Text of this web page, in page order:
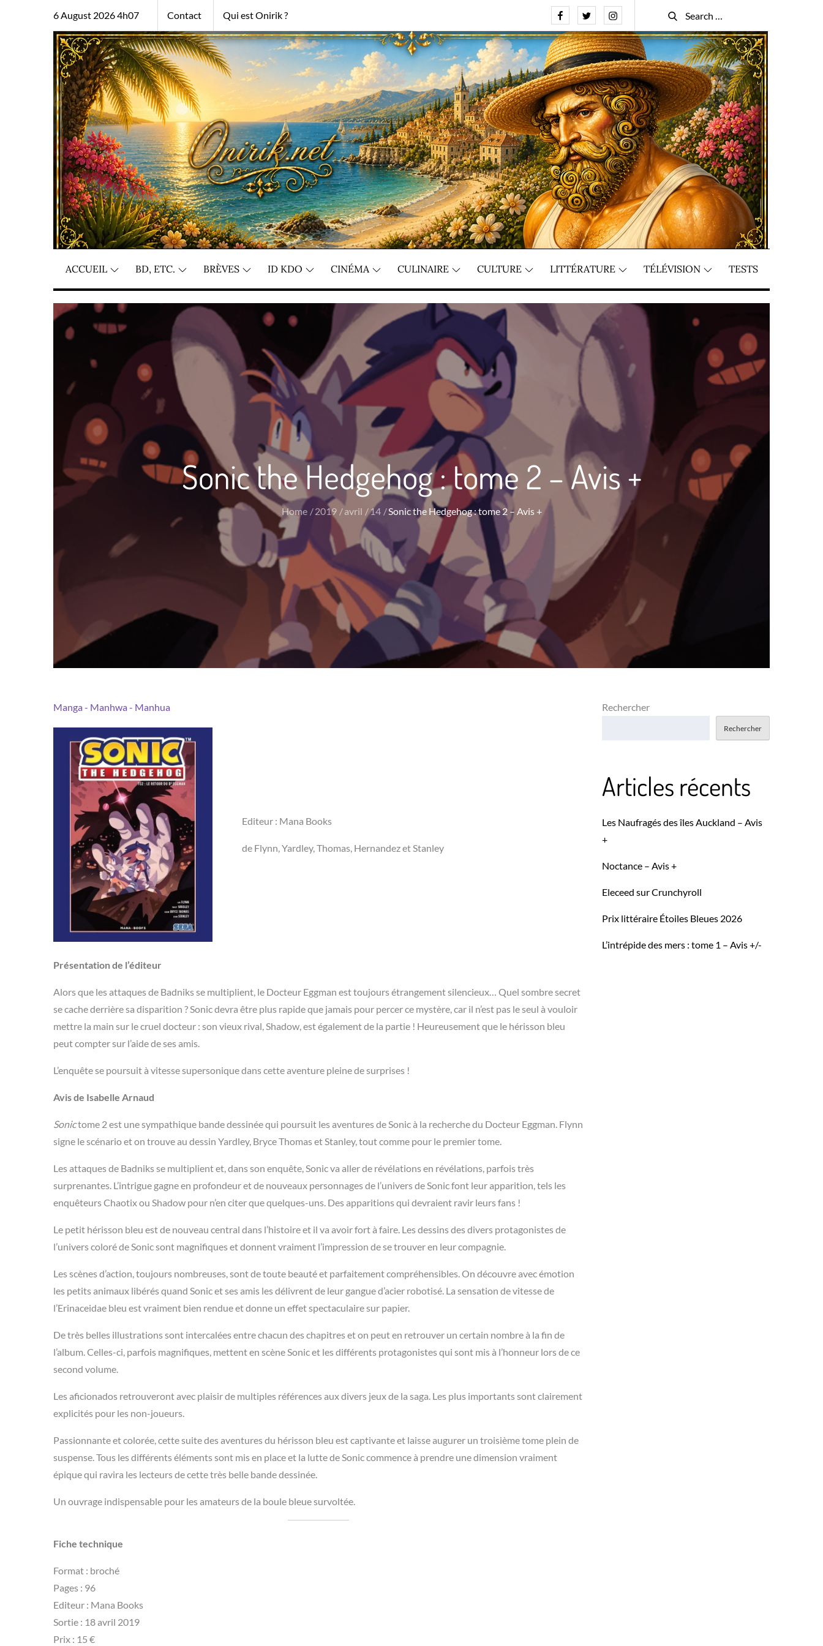
6 August 2026 4h07 Contact Qui est Onirik ? FacebookTwitterInstagram
Search
for:
Search
ACCUEIL BD, ETC. BRÈVES ID KDO CINÉMA CULINAIRE CULTURE LITTÉRATURE TÉLÉVISION TESTS
Sonic the Hedgehog : tome 2 – Avis +
Home 2019 avril 14 Sonic the Hedgehog : tome 2 – Avis +
Manga - Manhwa - Manhua
Editeur : Mana Books
de Flynn, Yardley, Thomas, Hernandez et Stanley
Présentation de l’éditeur
Alors que les attaques de Badniks se multiplient, le Docteur Eggman est toujours étrangement silencieux… Quel sombre secret
se cache derrière sa disparition ? Sonic devra être plus rapide que jamais pour percer ce mystère, car il n’est pas le seul à vouloir
mettre la main sur le cruel docteur : son vieux rival, Shadow, est également de la partie ! Heureusement que le hérisson bleu
peut compter sur l’aide de ses amis.
L’enquête se poursuit à vitesse supersonique dans cette aventure pleine de surprises !
Avis de Isabelle Arnaud
Sonictome 2 est une sympathique bande dessinée qui poursuit les aventures de Sonic à la recherche du Docteur Eggman. Flynn
signe le scénario et on trouve au dessin Yardley, Bryce Thomas et Stanley, tout comme pour le premier tome.
Les attaques de Badniks se multiplient et, dans son enquête, Sonic va aller de révélations en révélations, parfois très
surprenantes. L’intrigue gagne en profondeur et de nouveaux personnages de l’univers de Sonic font leur apparition, tels les
enquêteurs Chaotix ou Shadow pour n’en citer que quelques-uns. Des apparitions qui devraient ravir leurs fans !
Le petit hérisson bleu est de nouveau central dans l’histoire et il va avoir fort à faire. Les dessins des divers protagonistes de
l’univers coloré de Sonic sont magnifiques et donnent vraiment l’impression de se trouver en leur compagnie.
Les scènes d’action, toujours nombreuses, sont de toute beauté et parfaitement compréhensibles. On découvre avec émotion
les petits animaux libérés quand Sonic et ses amis les délivrent de leur gangue d’acier robotisé. La sensation de vitesse de
l’Erinaceidae bleu est vraiment bien rendue et donne un effet spectaculaire sur papier.
De très belles illustrations sont intercalées entre chacun des chapitres et on peut en retrouver un certain nombre à la fin de
l’album. Celles-ci, parfois magnifiques, mettent en scène Sonic et les différents protagonistes qui sont mis à l’honneur lors de ce
second volume.
Les aficionados retrouveront avec plaisir de multiples références aux divers jeux de la saga. Les plus importants sont clairement
explicités pour les non-joueurs.
Passionnante et colorée, cette suite des aventures du hérisson bleu est captivante et laisse augurer un troisième tome plein de
suspense. Tous les différents éléments sont mis en place et la lutte de Sonic commence à prendre une dimension vraiment
épique qui ravira les lecteurs de cette très belle bande dessinée.
Un ouvrage indispensable pour les amateurs de la boule bleue survoltée.
Fiche technique
Format : broché
Pages : 96
Editeur : Mana Books
Sortie : 18 avril 2019
Prix : 15 €
Rechercher
Rechercher
Articles récents
Les Naufragés des îles Auckland – Avis
+
Noctance – Avis +
Eleceed sur Crunchyroll
Prix littéraire Étoiles Bleues 2026
L’intrépide des mers : tome 1 – Avis +/-